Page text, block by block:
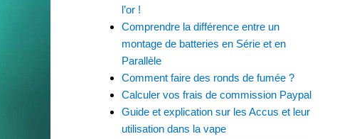
l’or !
Comprendre la différence entre un
montage de batteries en Série et en
Parallèle
Comment faire des ronds de fumée ?
Calculer vos frais de commission Paypal
Guide et explication sur les Accus et leur
utilisation dans la vape